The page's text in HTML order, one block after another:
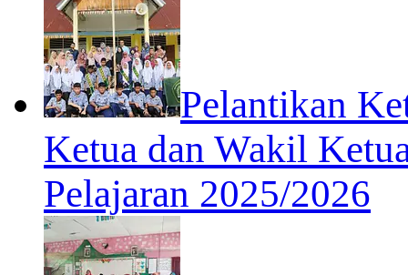
Pelantikan
Ketua dan Wakil
Pelajaran 2025/2026